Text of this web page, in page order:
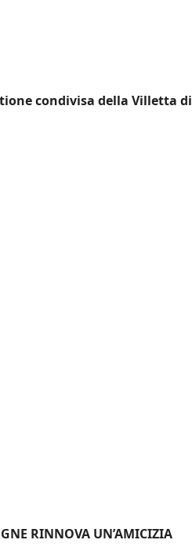
condivisa della Villetta di
RINNOVA UN’AMICIZIA